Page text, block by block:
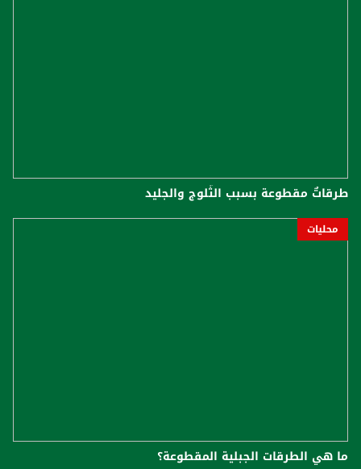
طرقاتٌ مقطوعة بسبب الثّلوج والجليد
محليات
ما هي الطرقات الجبلية المقطوعة؟